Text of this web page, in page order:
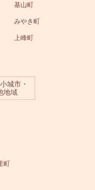
基山町
みやき町
上峰町
城市・
地域